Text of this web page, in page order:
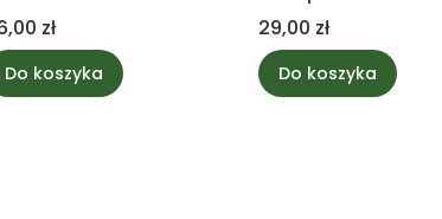
zł
Do koszyka
Cena
29,00 zł
Do koszyka